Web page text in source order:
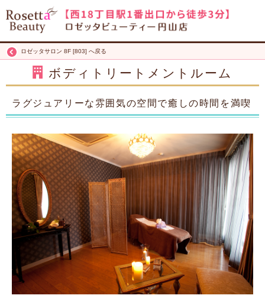
ロゼッタサロン 8F [803] へ戻る
ボディトリートメントルーム
ラグジュアリーな雰囲気の空間で癒しの時間を満喫